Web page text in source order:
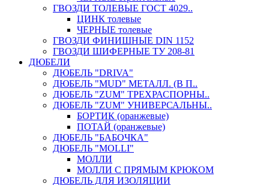
ГВОЗДИ ТОЛЕВЫЕ ГОСТ 4029..
ЦИНК толевые
ЧЕРНЫЕ толевые
ГВОЗДИ ФИНИШНЫЕ DIN 1152
ГВОЗДИ ШИФЕРНЫЕ ТУ 208-81
ДЮБЕЛИ
ДЮБЕЛЬ "DRIVA"
ДЮБЕЛЬ "MUD" МЕТАЛЛ. (В П..
ДЮБЕЛЬ "ZUM" ТРЕХРАСПОРНЫ..
ДЮБЕЛЬ "ZUM" УНИВЕРСАЛЬНЫ..
БОРТИК (оранжевые)
ПОТАЙ (оранжевые)
ДЮБЕЛЬ "БАБОЧКА"
ДЮБЕЛЬ "МOLLI"
МОЛЛИ
МОЛЛИ С ПРЯМЫМ КРЮКОМ
ДЮБЕЛЬ ДЛЯ ИЗОЛЯЦИИ